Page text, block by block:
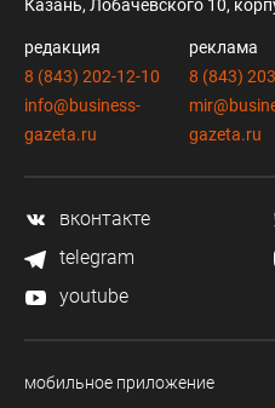
Казань, Лобачевского 10,
редакция
8 (843) 202-12-10
info@business-
gazeta.ru
реклама
8 (843)
gazeta.ru
вконтакте
telegram
youtube
мобильное приложение